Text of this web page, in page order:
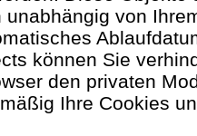
von
können Sie
den privaten
Ihre Cookies